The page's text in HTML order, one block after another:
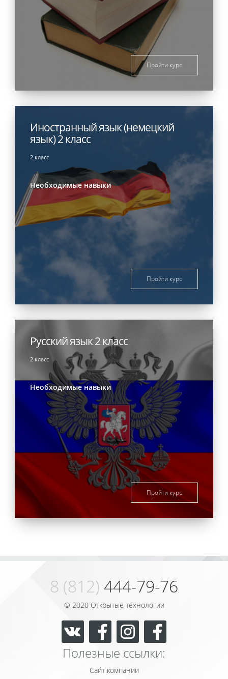
Пройти курс
Иностранный язык (немецкий
язык) 2 класс
2 класс
Необходимые навыки
Пройти курс
Русский язык 2 класс
2 класс
Необходимые навыки
Пройти курс
8 (812) 444-79-76
© 2020 Открытые технологии
Полезные ссылки:
Сайт компании